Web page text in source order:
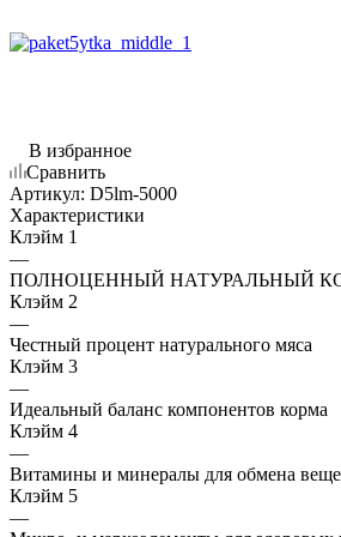
В избранное
Сравнить
Артикул: D5lm-5000
Характеристики
Клэйм 1
—
ПОЛНОЦЕННЫЙ НАТУРАЛЬНЫЙ
Клэйм 2
—
Честный процент натурального мяса
Клэйм 3
—
Идеальный баланс компонентов корма
Клэйм 4
—
Витамины и минералы для обмена
Клэйм 5
—